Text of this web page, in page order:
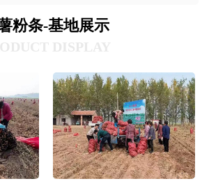
粉条-基地展示